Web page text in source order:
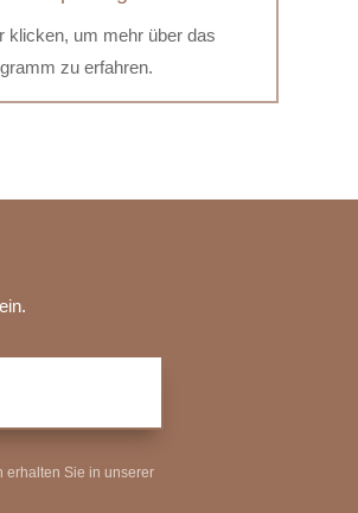
klicken, um mehr über das
zu erfahren.
erhalten Sie in unserer